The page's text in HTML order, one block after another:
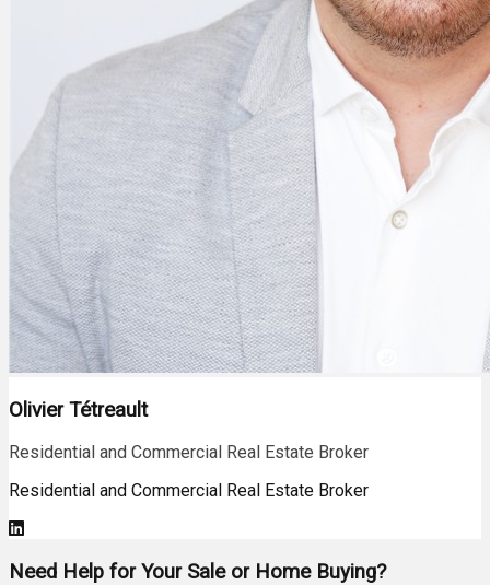
Olivier Tétreault
Residential and Commercial Real Estate Broker
Residential and Commercial Real Estate Broker
Need Help for Your Sale or Home Buying?